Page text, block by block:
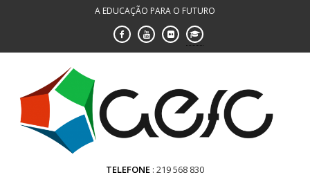
A EDUCAÇÃO PARA O FUTURO
TELEFONE 219 568 830